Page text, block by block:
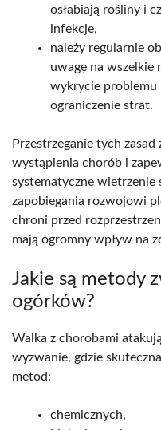
osłabiają rośliny i
infekcje,
należy regularnie
uwagę na wszelkie
wykrycie problemu
ograniczenie strat.
Przestrzeganie tych
wystąpienia chorób i
systematyczne wietrzenie
zapobiegania rozwojowi
chroni przed
mają ogromny wpływ na
Jakie są metody
ogórków?
Walka z chorobami
wyzwanie, gdzie
metod:
chemicznych,